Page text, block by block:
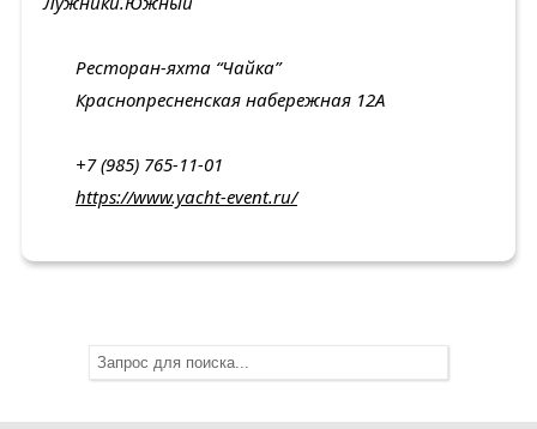
Ресторан-яхта “Чайка”
Краснопресненская набережная 12А
+7 (985) 765-11-01
https://www.yacht-event.ru/